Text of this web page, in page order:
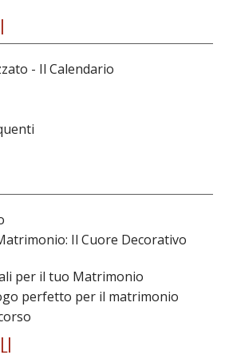
- Il Calendario
Il Cuore Decorativo
per il tuo Matrimonio
perfetto per il matrimonio